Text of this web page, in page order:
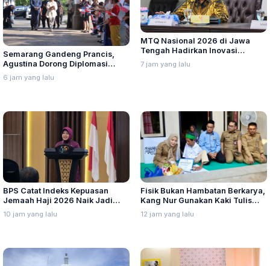
Semarang Gandeng Prancis,
Agustina Dorong Diplomasi
Budaya ke Kancah Global
6 jam yang lalu
MTQ Nasional 2026 di Jawa
Tengah Hadirkan Inovasi
Perdana untuk Disabilitas dan
Dewan Hakim
7 jam yang lalu
BPS Catat Indeks Kepuasan
Jemaah Haji 2026 Naik Jadi
91,45 Persen
10 jam yang lalu
Fisik Bukan Hambatan Berkarya,
Kang Nur Gunakan Kaki Tulis
Kaligrafi Arab
12 jam yang lalu